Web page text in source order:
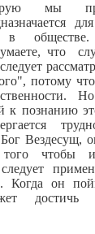
мы
в
что
потому
к познанию
Вездесущ,
чтобы
Когда он
достичь